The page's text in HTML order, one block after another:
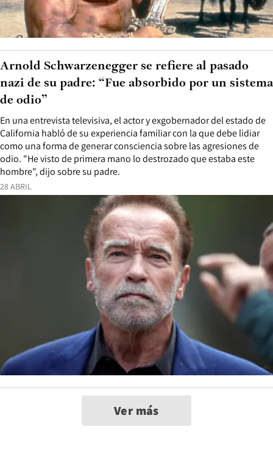
28 ABRIL
En una entrevista televisiva, el actor y exgobernador del estado de
California habló de su experiencia familiar con la que debe lidiar
como una forma de generar consciencia sobre las agresiones de
odio. "He visto de primera mano lo destrozado que estaba este
hombre", dijo sobre su padre.
Arnold Schwarzenegger se refiere al pasado
nazi de su padre: “Fue absorbido por un sistema
de odio”
Ver más